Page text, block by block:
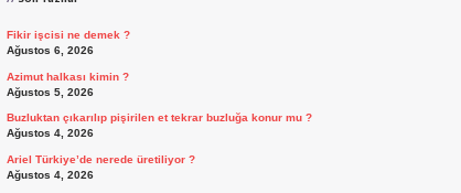
Fikir işcisi ne demek ?
Ağustos 6, 2026
Azimut halkası kimin ?
Ağustos 5, 2026
Buzluktan çıkarılıp pişirilen et tekrar buzluğa konur mu ?
Ağustos 4, 2026
Ariel Türkiye’de nerede üretiliyor ?
Ağustos 4, 2026